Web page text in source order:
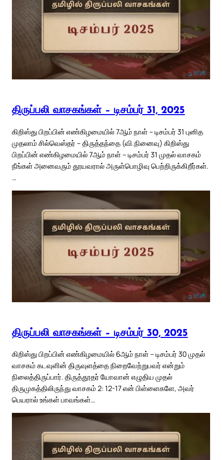
திருப்பலி வாசகங்கள் – டிசம்பர் 31, 2025
கிறிஸ்து பிறப்பின் எண்கிழமையில் 7ஆம் நாள் – டிசம்பர் 31 புனித
முதலாம் சில்வெஸ்தர் – திருத்தந்தை (வி.நினைவு) கிறிஸ்து
பிறப்பின் எண்கிழமையில் 7ஆம் நாள் – டிசம்பர் 31 முதல் வாசகம்
நீங்கள் அனைவரும் தூயவரால் அருள்பொழிவு பெற்றிருக்கிறீர்கள்.
…
திருப்பலி வாசகங்கள் – டிசம்பர் 30, 2025
கிறிஸ்து பிறப்பின் எண்கிழமையில் 6ஆம் நாள் – டிசம்பர் 30 முதல்
வாசகம் கடவுளின் திருவுளத்தை நிறைவேற்றுபவர் என்றும்
நிலைத்திருப்பார். திருத்தூதர் யோவான் எழுதிய முதல்
திருமுகத்திலிருந்து வாசகம் 2: 12-17 என் பிள்ளைகளே, அவர்
பெயரால் உங்கள் பாவங்கள்…